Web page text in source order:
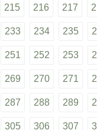
215 216 217
233 234 235
251 252 253
269 270 271
287 288 289
305 306 307